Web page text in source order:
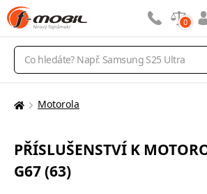
Vyhledávání
0
Zde
nacházíte:
Motorola
PŘÍSLUŠENSTVÍ K
G67 (63)